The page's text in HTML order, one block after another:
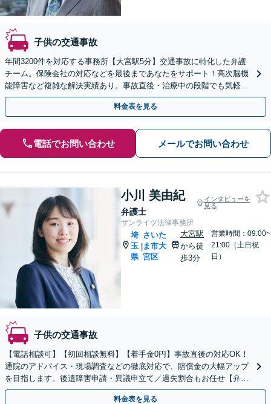
子供の交通事故
年間3200件を対応する事務所【大宮駅5分】交通事故に特化した弁護
チーム。保険会社の対応などを最後まであなたをサポート！高次脳機
能障害など複雑な解決実績あり。事故直後・治療中の段階でも気軽に
ご相談ください【休日・夜間対応可】
料金表を見る
電話でお問い合わせ メールでお問い合わせ
小川 美由紀
弁護士
インタビューを
見る
サンライツ法律事務所
埼
玉
県
|
さいた
ま市大
宮区
大宮駅
から徒
歩3分
営業時間：09:00~
21:00（土日祝
日）
子供の交通事故
【電話相談可】【初回相談無料】【着手金0円】事故直後の対応OK！
通院のアドバイス・現場調査などの徹底対応で、賠償金の大幅アップ
を目指します。後遺障害申請・異議申立て／過失割合もお任せ【弁護
士特約利用可】【完全個室】【大宮駅3分】
料金表を見る